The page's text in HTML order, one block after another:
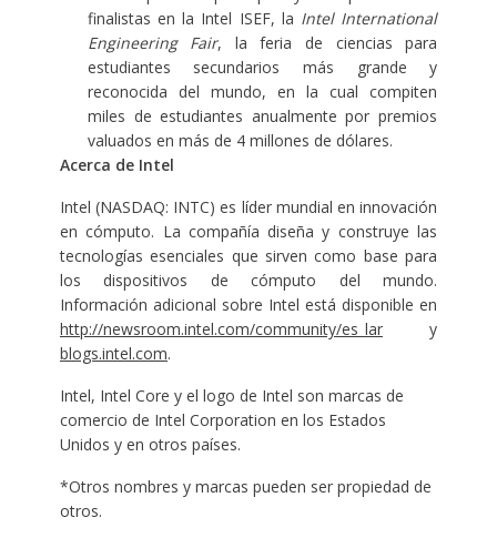
finalistas en la Intel ISEF, la Intel International
Engineering Fair, la feria de ciencias para
estudiantes secundarios más grande y
reconocida del mundo, en la cual compiten
miles de estudiantes anualmente por premios
valuados en más de 4 millones de dólares.
Acerca de Intel
Intel (NASDAQ: INTC) es líder mundial en innovación
en cómputo. La compañía diseña y construye las
tecnologías esenciales que sirven como base para
los dispositivos de cómputo del mundo.
Información adicional sobre Intel está disponible en
http://newsroom.intel.com/community/es_lary
blogs.intel.com.
Intel, Intel Core y el logo de Intel son marcas de
comercio de Intel Corporation en los Estados
Unidos y en otros países.
*Otros nombres y marcas pueden ser propiedad de
otros.